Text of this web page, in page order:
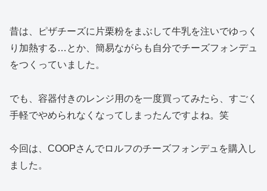
昔は、ピザチーズに片栗粉をまぶして牛乳を注いでゆっく
り加熱する…とか、簡易ながらも自分でチーズフォンデュ
をつくっていました。
でも、容器付きのレンジ用のを一度買ってみたら、すごく
手軽でやめられなくなってしまったんですよね。笑
今回は、COOPさんでロルフのチーズフォンデュを購入し
ました。